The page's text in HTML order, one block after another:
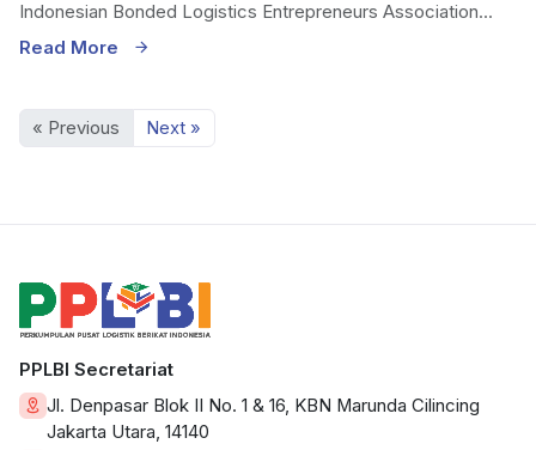
Indonesian Bonded Logistics Entrepreneurs Association...
Read More
« Previous Next »
PPLBI Secretariat
Jl. Denpasar Blok II No. 1 & 16, KBN Marunda Cilincing
Jakarta Utara, 14140